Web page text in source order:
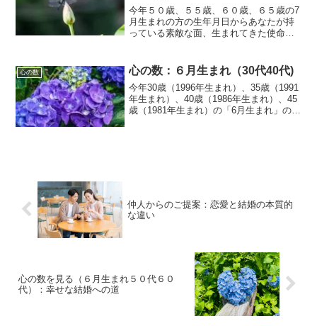
今年５０歳、５５歳、６０歳、６５歳の7
月生まれの方の生年月日からあなたが持
っている素敵な面、生まれてきた使命、
らの人生計画などに参考にしていただけ
れば幸いです。
心の数 心の数：６月生まれ（30代40代)
今年30歳（1996年生まれ）、35歳（1991
年生まれ）、40歳（1986年生まれ）、45
歳（1981年生まれ）の「6月生まれ」の皆
仲人からのご提案：恋愛と結婚の本質的
な違い
心の数を見る（６月生まれ５０代６０
代）：幸せな結婚への道